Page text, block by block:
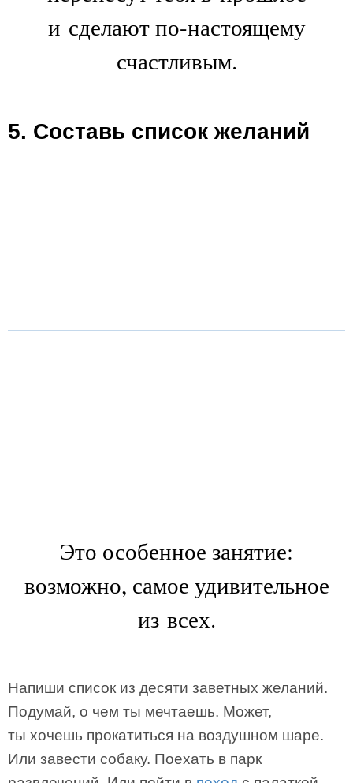
и сделают по-настоящему
счастливым.
5. Составь список желаний
Это особенное занятие:
возможно, самое удивительное
из всех.
Напиши список из десяти заветных желаний.
Подумай, о чем ты мечтаешь. Может,
ты хочешь прокатиться на воздушном шаре.
Или завести собаку. Поехать в парк